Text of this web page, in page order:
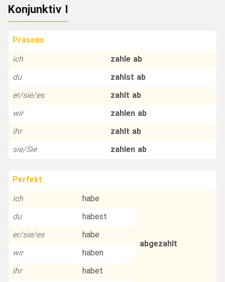
Konjunktiv I
Präsens
ich
zahle ab
du
zahlst ab
er/sie/es
zahlt ab
wir
zahlen ab
ihr
zahlt ab
sie/Sie
zahlen ab
Perfekt
ich
habe
abgezahlt
du
habest
er/sie/es
habe
wir
haben
ihr
habet